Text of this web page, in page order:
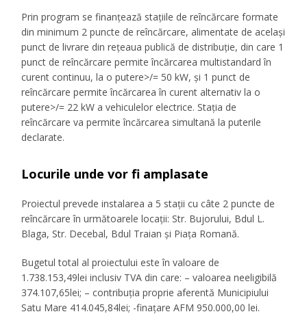
Prin program se finanţează staţiile de reîncărcare formate
din minimum 2 puncte de reîncărcare, alimentate de acelaşi
punct de livrare din reţeaua publică de distribuţie, din care 1
punct de reîncărcare permite încărcarea multistandard în
curent continuu, la o putere>/= 50 kW, şi 1 punct de
reîncărcare permite încărcarea în curent alternativ la o
putere>/= 22 kW a vehiculelor electrice. Staţia de
reîncărcare va permite încărcarea simultană la puterile
declarate.
Locurile unde vor fi amplasate
Proiectul prevede instalarea a 5 staţii cu câte 2 puncte de
reîncărcare în următoarele locaţii: Str. Bujorului, Bdul L.
Blaga, Str. Decebal, Bdul Traian şi Piaţa Romană.
Bugetul total al proiectului este în valoare de
1.738.153,49lei inclusiv TVA din care: – valoarea neeligibilă
374.107,65lei; – contribuţia proprie aferentă Municipiului
Satu Mare 414.045,84lei; -finaţare AFM 950.000,00 lei.